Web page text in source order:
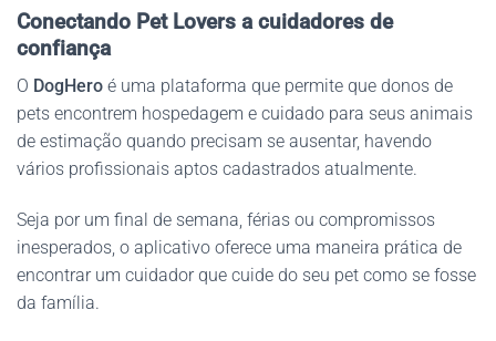
Conectando Pet Lovers a cuidadores de
confiança
O DogHero é uma plataforma que permite que donos de
pets encontrem hospedagem e cuidado para seus animais
de estimação quando precisam se ausentar, havendo
vários profissionais aptos cadastrados atualmente.
Seja por um final de semana, férias ou compromissos
inesperados, o aplicativo oferece uma maneira prática de
encontrar um cuidador que cuide do seu pet como se fosse
da família.